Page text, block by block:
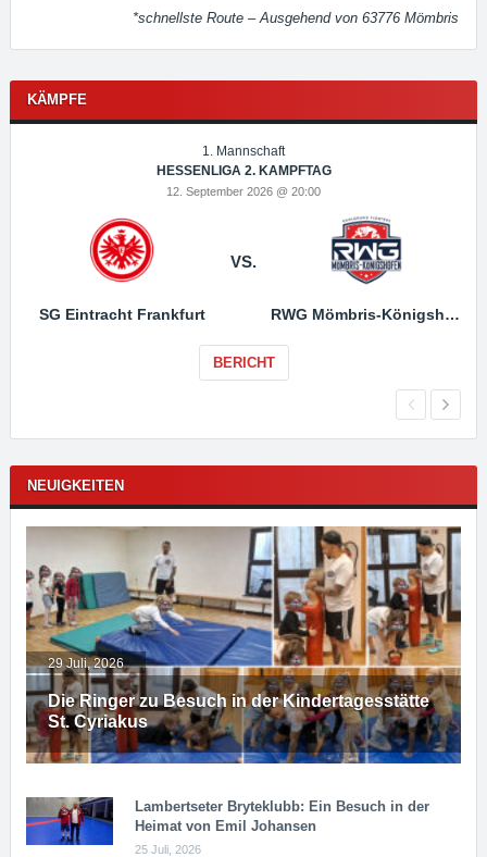
*schnellste Route – Ausgehend von 63776 Mömbris
KÄMPFE
1. Mannschaft
HESSENLIGA 2. KAMPFTAG
12. September 2026 @ 20:00
SG Eintracht Frankfurt
VS.
RWG Mömbris-Königshofen
BERICHT
NEUIGKEITEN
Die Ringer zu Besuch in der Kindertagesstätte
St. Cyriakus
29 Juli, 2026
Lambertseter Bryteklubb: Ein Besuch in der
Heimat von Emil Johansen
25 Juli, 2026